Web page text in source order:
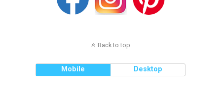
Back to top
Mobile Desktop